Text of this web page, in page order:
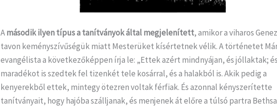
Amásodik ilyen típusa tanítványok által megjelenített, amikor a viharos
tavon keményszívűségük miatt Mesterüket kísértetnek vélik. A történetet
evangélista a következőképpen írja le: „Ettek azért mindnyájan, és jóllaktak; és
maradékot is szedtek fel tizenkét tele kosárral, és a halakból is. Akik pedig a
kenyerekből ettek, mintegy ötezren voltak férfiak. És azonnal kényszerítette
tanítványait, hogy hajóba szálljanak, és menjenek át előre a túlsó partra